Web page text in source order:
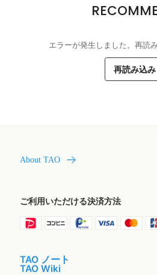
エラーが発生しました。再読
再読み込み
About TAO
ご利用いただける決済方法
TAO ノート
TAO Wiki